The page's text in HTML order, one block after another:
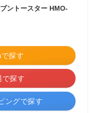
ントースター HMO-
探す
で探す
ングで探す